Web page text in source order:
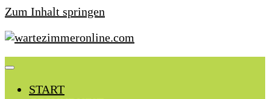
Zum Inhalt springen
START